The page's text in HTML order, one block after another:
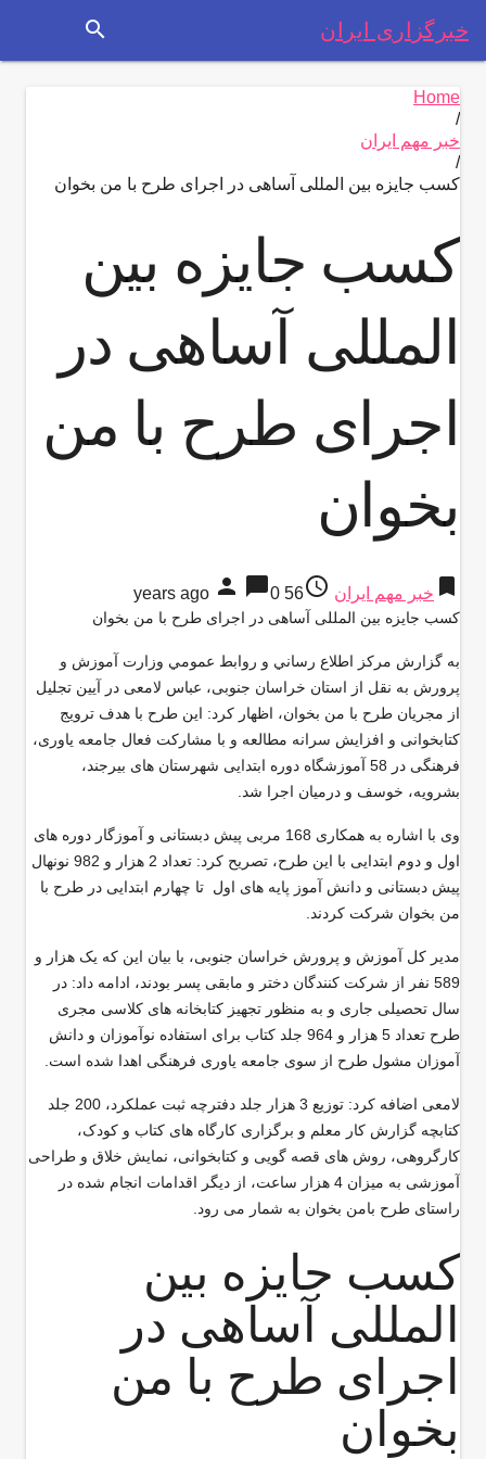
خبرگزاری ایران search
Home
/
خبر مهم ایران
/
کسب جایزه بین المللی آساهی در اجرای طرح با من بخوان
کسب جایزه بین
المللی آساهی در
اجرای طرح با من
بخوان
bookmark خبر مهم ایران access_time
56 years ago
person chat_bubble0
کسب جایزه بین المللی آساهی در اجرای طرح با من بخوان
به گزارش مركز اطلاع رساني و روابط عمومي وزارت آموزش و
پرورش به نقل از استان خراسان جنوبی، عباس لامعی در آیین تجلیل
از مجریان طرح با من بخوان، اظهار کرد: این طرح با هدف ترویج
کتابخوانی و افزایش سرانه مطالعه و با مشارکت فعال جامعه یاوری،
فرهنگی در 58 آموزشگاه دوره ابتدایی شهرستان های بیرجند،
بشرویه، خوسف و درمیان اجرا شد.
وی با اشاره به همکاری 168 مربی پیش دبستانی و آموزگار دوره های
اول و دوم ابتدایی با این طرح، تصریح کرد: تعداد 2 هزار و 982 نونهال
پیش دبستانی و دانش آموز پایه های اول تا چهارم ابتدایی در طرح با
من بخوان شرکت کردند.
مدیر کل آموزش و پرورش خراسان جنوبی، با بیان این که یک هزار و
589 نفر از شرکت کنندگان دختر و مابقی پسر بودند، ادامه داد: در
سال تحصیلی جاری و به منظور تجهیز کتابخانه های کلاسی مجری
طرح تعداد 5 هزار و 964 جلد کتاب برای استفاده نوآموزان و دانش
آموزان مشول طرح از سوی جامعه یاوری فرهنگی اهدا شده است.
لامعی اضافه کرد: توزیع 3 هزار جلد دفترچه ثبت عملکرد، 200 جلد
کتابچه گزارش کار معلم و برگزاری کارگاه های کتاب و کودک،
کارگروهی، روش های قصه گویی و کتابخوانی، نمایش خلاق و طراحی
آموزشی به میزان 4 هزار ساعت، از دیگر اقدامات انجام شده در
راستای طرح بامن بخوان به شمار می رود.
کسب جایزه بین
المللی آساهی در
اجرای طرح با من
بخوان